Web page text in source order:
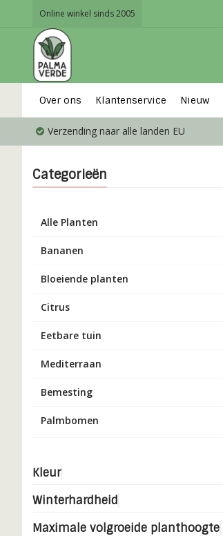
Online winkel sinds 2005
Over ons Klantenservice Nieuw
Verzending naar alle landen EU
Categorieën
Alle Planten
Bananen
Bloeiende planten
Citrus
Eetbare tuin
Mediterraan
Bemesting
Palmbomen
Kleur
Winterhardheid
Maximale volgroeide planthoogte